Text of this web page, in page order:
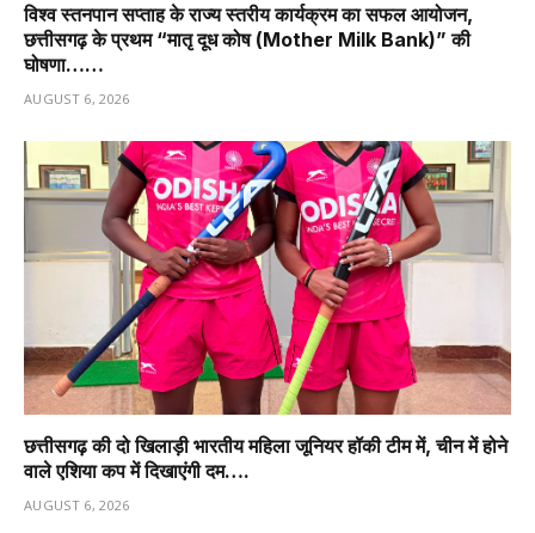
विश्व स्तनपान सप्ताह के राज्य स्तरीय कार्यक्रम का सफल आयोजन,
छत्तीसगढ़ के प्रथम “मातृ दूध कोष (Mother Milk Bank)” की
घोषणा……
AUGUST 6, 2026
छत्तीसगढ़ की दो खिलाड़ी भारतीय महिला जूनियर हॉकी टीम में, चीन में होने
वाले एशिया कप में दिखाएंगी दम….
AUGUST 6, 2026